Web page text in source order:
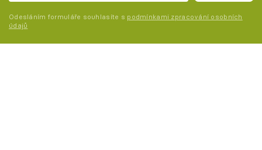
Odesláním formuláře souhlasíte s podmínkami zpracování osobních
údajů